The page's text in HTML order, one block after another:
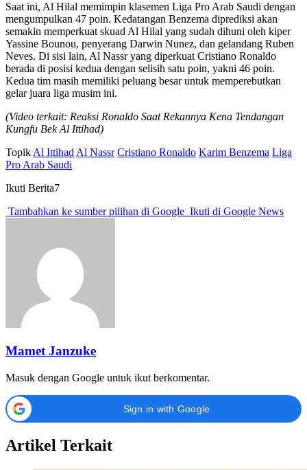
Saat ini, Al Hilal memimpin klasemen Liga Pro Arab Saudi dengan
mengumpulkan 47 poin. Kedatangan Benzema diprediksi akan
semakin memperkuat skuad Al Hilal yang sudah dihuni oleh kiper
Yassine Bounou, penyerang Darwin Nunez, dan gelandang Ruben
Neves. Di sisi lain, Al Nassr yang diperkuat Cristiano Ronaldo
berada di posisi kedua dengan selisih satu poin, yakni 46 poin.
Kedua tim masih memiliki peluang besar untuk memperebutkan
gelar juara liga musim ini.
(Video terkait: Reaksi Ronaldo Saat Rekannya Kena Tendangan
Kungfu Bek Al Ittihad)
Topik Al Ittihad Al Nassr Cristiano Ronaldo Karim Benzema Liga
Pro Arab Saudi
Ikuti Berita7
Tambahkan ke sumber pilihan di Google Ikuti di Google News
Mamet Janzuke
Masuk dengan Google untuk ikut berkomentar.
Sign in with Google
Artikel Terkait